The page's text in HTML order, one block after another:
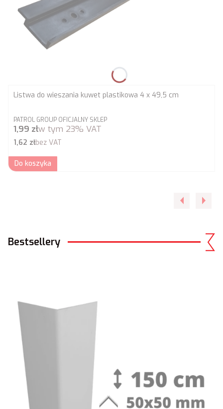
Listwa do wieszania kuwet plastikowa 4 x 49,5 cm
PRODUCENT
PATROL GROUP OFICJALNY SKLEP
Cena brutto
1,99 złw tym 23% VAT
Cena netto
1,62 złbez VAT
Do koszyka
Bestsellery